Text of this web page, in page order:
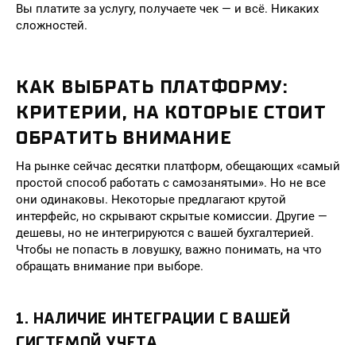
Вы платите за услугу, получаете чек — и всё. Никаких
сложностей.
КАК ВЫБРАТЬ ПЛАТФОРМУ:
КРИТЕРИИ, НА КОТОРЫЕ СТОИТ
ОБРАТИТЬ ВНИМАНИЕ
На рынке сейчас десятки платформ, обещающих «самый
простой способ работать с самозанятыми». Но не все
они одинаковы. Некоторые предлагают крутой
интерфейс, но скрывают скрытые комиссии. Другие —
дешевы, но не интегрируются с вашей бухгалтерией.
Чтобы не попасть в ловушку, важно понимать, на что
обращать внимание при выборе.
1. НАЛИЧИЕ ИНТЕГРАЦИИ С ВАШЕЙ